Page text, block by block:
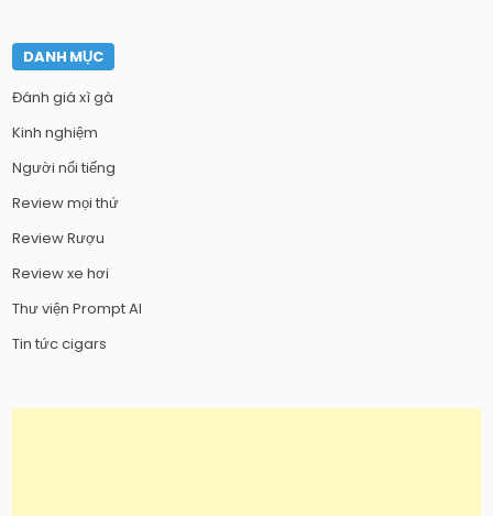
DANH MỤC
Đánh giá xì gà
Kinh nghiệm
Người nổi tiếng
Review mọi thứ
Review Rượu
Review xe hơi
Thư viện Prompt AI
Tin tức cigars